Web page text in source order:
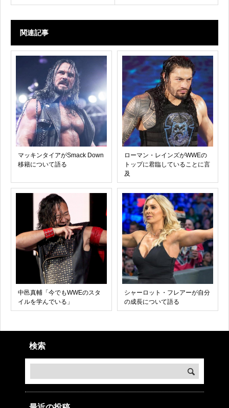
関連記事
マッキンタイアがSmack Down
移籍について語る
ローマン・レインズがWWEの
トップに君臨していることに言
及
中邑真輔「今でもWWEのスタ
イルを学んでいる」
シャーロット・フレアーが自分
の成長について語る
検索